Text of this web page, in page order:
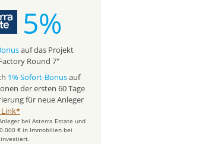
5%
auf das Projekt
Round 7"
1% Sofort-Bonusauf
der ersten 60 Tage
für neue Anleger
Link*
bei Asterra Estate und
€ in Immobilien bei